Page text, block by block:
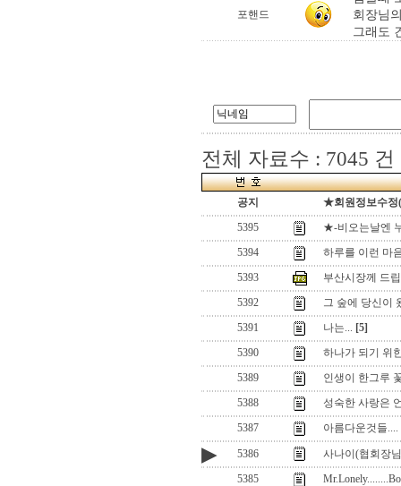
포핸드
회장님
그래도
전체 자료수 : 7045 건
공지
★회원정보수정
5395
★-비오는날엔
5394
하루를 이런 마
5393
부산시장께 드
5392
그 숲에 당신이
5391
나는... [5]
5390
하나가 되기 위
5389
인생이 한그루
5388
성숙한 사랑은
5387
아름다운것들....
▶ 5386
사나이(협회장
5385